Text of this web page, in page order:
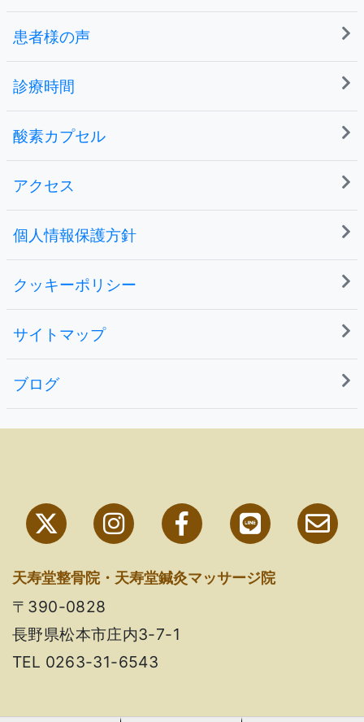
患者様の声
診療時間
酸素カプセル
アクセス
個人情報保護方針
クッキーポリシー
サイトマップ
ブログ
天寿堂整骨院・天寿堂鍼灸マッサージ院
〒390-0828
長野県松本市庄内3-7-1
TEL 0263-31-6543